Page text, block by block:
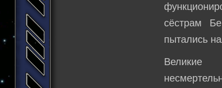
сёстрам
пытались
Великие